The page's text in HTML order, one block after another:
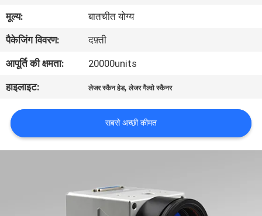
कारखाना
भ्रमण
नियंत्रण
मूल्य:
बातचीत योग्य
पैकेजिंग विवरण:
दफ़्ती
आपूर्ति की क्षमता:
20000units
हाइलाइट:
लेजर स्कैन हेड,लेजर गैल्वो स्कैनर
सबसे अच्छी कीमत